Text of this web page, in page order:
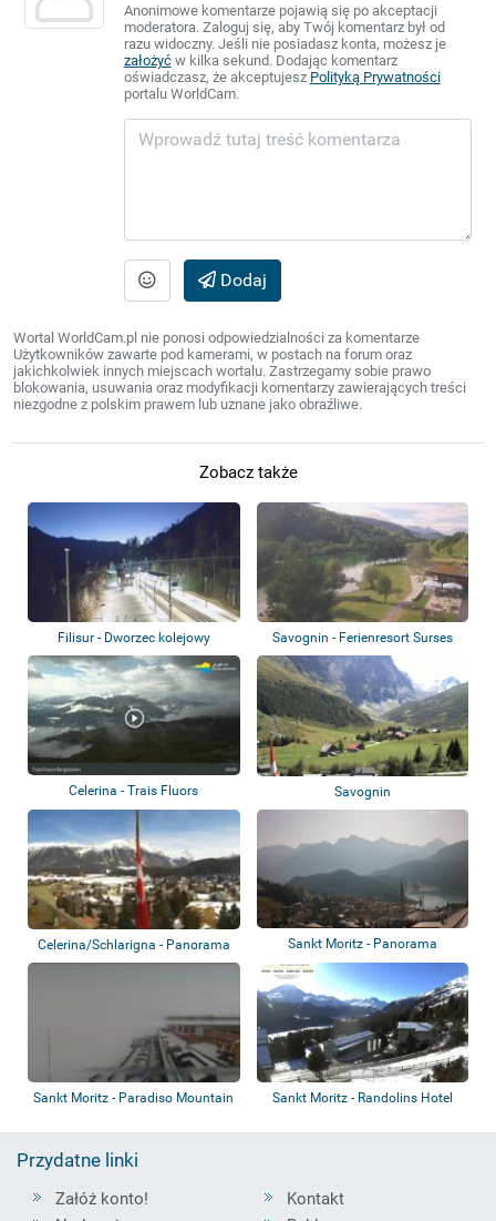
Anonimowe komentarze pojawią się po akceptacji
moderatora. Zaloguj się, aby Twój komentarz był od
razu widoczny. Jeśli nie posiadasz konta, możesz je
założyćw kilka sekund. Dodając komentarz
oświadczasz, że akceptujesz Polityką Prywatności
portalu WorldCam.
Dodaj
Wortal WorldCam.pl nie ponosi odpowiedzialności za komentarze
Użytkowników zawarte pod kamerami, w postach na forum oraz
jakichkolwiek innych miejscach wortalu. Zastrzegamy sobie prawo
blokowania, usuwania oraz modyfikacji komentarzy zawierających treści
niezgodne z polskim prawem lub uznane jako obraźliwe.
Zobacz także
Filisur - Dworzec kolejowy
Savognin - Ferienresort Surses
Alpin
Celerina - Trais Fluors
Bergstation
Savognin
Celerina/Schlarigna - Panorama Sankt Moritz - Panorama
Sankt Moritz - Paradiso Mountain
Sankt Moritz - Randolins Hotel
Przydatne linki
Załóż konto!
Kontakt